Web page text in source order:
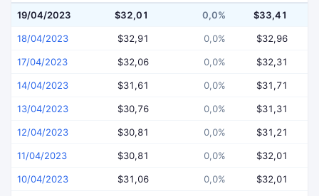
19/04/2023 $32,01 0,0% $33,41
18/04/2023 $32,91 0,0% $32,96
17/04/2023 $32,06 0,0% $32,31
14/04/2023 $31,61 0,0% $31,71
13/04/2023 $30,76 0,0% $31,31
12/04/2023 $30,81 0,0% $31,21
11/04/2023 $30,81 0,0% $32,01
10/04/2023 $31,06 0,0% $32,01